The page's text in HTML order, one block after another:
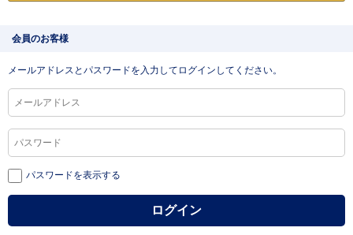
会員のお客様
メールアドレスとパスワードを入力してログインしてください。
パスワードを表示する